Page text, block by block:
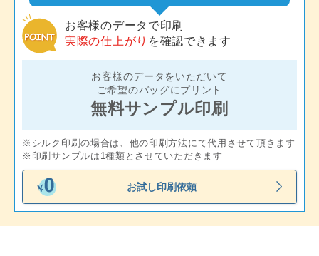
お客様のデータで印刷
実際の仕上がり を確認できます
お客様のデータをいただいて
ご希望のバッグにプリント
無料サンプル印刷
※シルク印刷の場合は、他の印刷方法にて代用させて頂きます
※印刷サンプルは1種類とさせていただきます
お試し印刷依頼